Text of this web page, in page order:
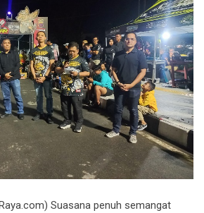
Suasana penuh semangat